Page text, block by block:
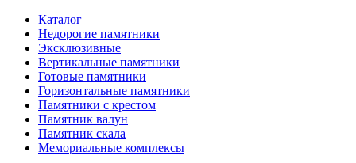
Каталог
Недорогие памятники
Эксклюзивные
Вертикальные памятники
Готовые памятники
Горизонтальные памятники
Памятники с крестом
Памятник валун
Памятник скала
Мемориальные комплексы